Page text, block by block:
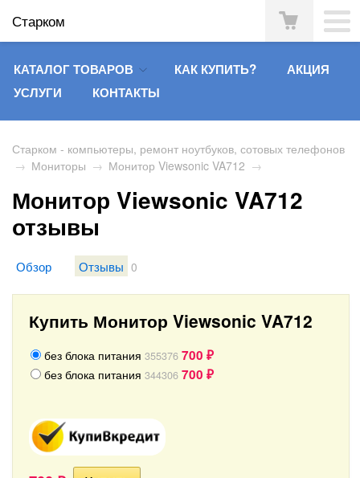
Старком
КАТАЛОГ ТОВАРОВ КАК КУПИТЬ?
АКЦИЯ
УСЛУГИ
КОНТАКТЫ
Старком - компьютеры, ремонт ноутбуков, сотовых телефонов
→ Мониторы → Монитор Viewsonic VA712 →
Монитор Viewsonic VA712
отзывы
Обзор Отзывы 0
Купить Монитор Viewsonic VA712
без блока питания 355376 700 ₽
без блока питания 344306 700 ₽